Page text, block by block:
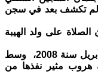
لم تكشف بعد في سجن
على ولد الهيبة
وكان ولد الهيبة قد اعتقل في العاشر من أبريل سنة 2008، وسط
هروب مثير نفذها من